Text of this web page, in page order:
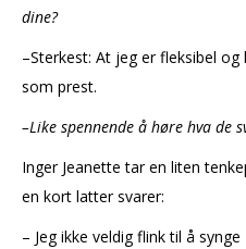
dine?
–Sterkest: At jeg er fleksibel
som prest.
–Like spennende å høre hva de
­Inger Jeanette tar en liten
en kort latter svarer:
– Jeg ikke veldig flink til å